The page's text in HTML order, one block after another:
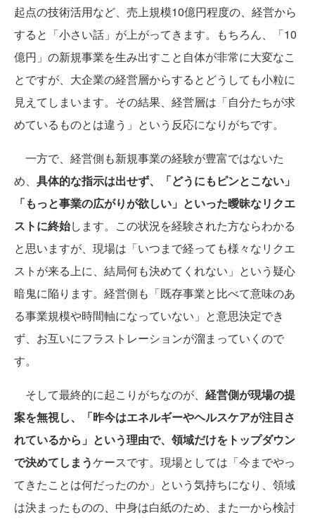
起点の技術活用など、売上規模10億円程度の、経営から
すると「小さい話」が上がってきます。もちろん、「10
億円」の新規事業を生み出すこと自体が非常に大変なこ
とですが、大企業の経営層からするとどうしても小粒に
見えてしまいます。その結果、経営層は「自分たちが求
めているものとは違う」という反応になりがちです。
一方で、経営側も新規事業の経験が豊富ではないた
め、 具体的な指示は出せず、「どうにもピンとこない」
「もっと事業の広がりが欲しい」といった曖昧なリクエ
ストに終始します。この状況を経験された方ならわかる
と思いますが、現場は「いつまで経っても様々なリクエ
ストが来る上に、結局何も決めてくれない」という疑心
暗鬼に陥ります。経営側も「既存事業と比べて意味のあ
る事業規模や時間軸になっていない」と意思決定でき
ず、お互いにフラストレーションが溜まっていくので
す。
そして最終的に起こりがちなのが、 経営側が現場の提
案を無視し、「昨今はエネルギーやヘルスケアが注目さ
れているから」という理由で、領域だけをトップダウン
で決めてしまうケースです。現場としては「今までやっ
てきたことは何だったのか」という気持ちになり、領域
は決まったものの、中身は白紙のため、また一から検討